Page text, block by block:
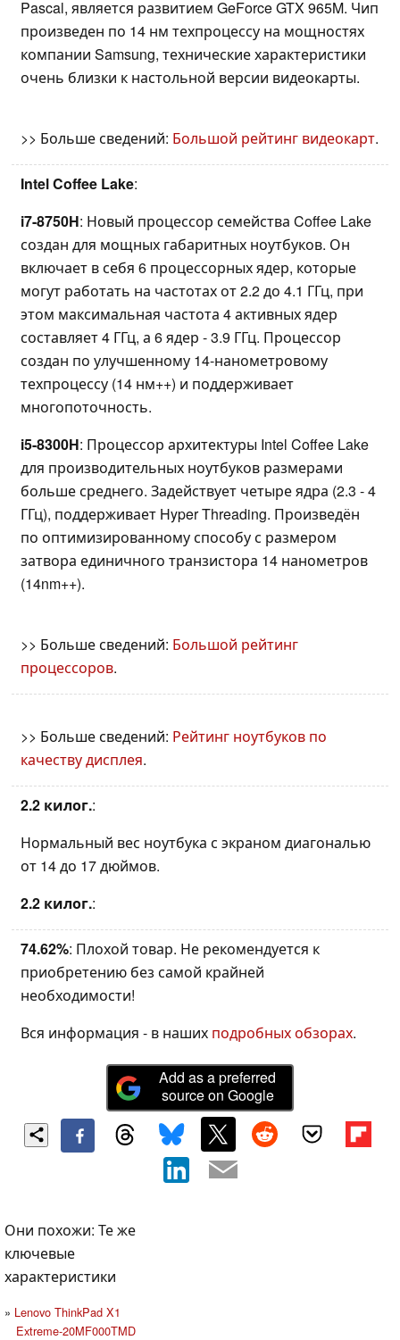
Pascal, является развитием GeForce GTX 965M. Чип
произведен по 14 нм техпроцессу на мощностях
компании Samsung, технические характеристики
очень близки к настольной версии видеокарты.
>> Больше сведений: Большой рейтинг видеокарт.
Intel Coffee Lake:
i7-8750H: Новый процессор семейства Coffee Lake
создан для мощных габаритных ноутбуков. Он
включает в себя 6 процессорных ядер, которые
могут работать на частотах от 2.2 до 4.1 ГГц, при
этом максимальная частота 4 активных ядер
составляет 4 ГГц, а 6 ядер - 3.9 ГГц. Процессор
создан по улучшенному 14-нанометровому
техпроцессу (14 нм++) и поддерживает
многопоточность.
i5-8300H: Процессор архитектуры Intel Coffee Lake
для производительных ноутбуков размерами
больше среднего. Задействует четыре ядра (2.3 - 4
ГГц), поддерживает Hyper Threading. Произведён
по оптимизированному способу с размером
затвора единичного транзистора 14 нанометров
(14nm++).
>> Больше сведений: Большой рейтинг
процессоров.
>> Больше сведений: Рейтинг ноутбуков по
качеству дисплея.
2.2 килог.:
Нормальный вес ноутбука с экраном диагональю
от 14 до 17 дюймов.
2.2 килог.:
74.62%: Плохой товар. Не рекомендуется к
приобретению без самой крайней
необходимости!
Вся информация - в наших подробных обзорах.
Add as a preferred
source on Google
Они похожи: Те же
ключевые
характеристики
Lenovo ThinkPad X1
Extreme-20MF000TMD